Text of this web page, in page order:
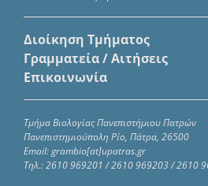
Διοίκηση Τμήματος
Γραμματεία / Αιτήσεις
Επικοινωνία
Τμήμα Βιολογίας Πανεπιστήμιου Πατρών
Πανεπιστημιούπολη Ρίο, Πάτρα, 26500
Email: grambio[at]upatras.gr
Τηλ.: 2610 969201 / 2610 969203 / 2610